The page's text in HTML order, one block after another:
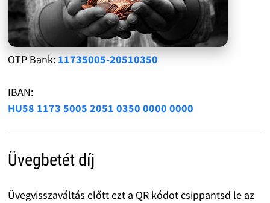
OTP Bank: 11735005-20510350
IBAN:
HU58 1173 5005 2051 0350 0000 0000
Üvegbetét díj
Üvegvisszaváltás előtt ezt a QR kódot csippantsd le az